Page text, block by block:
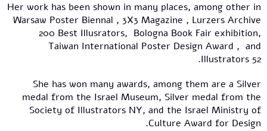
Her work has been shown in many places, among other in
Warsaw Poster Biennal , 3X3 Magazine , Lurzers Archive
200 Best Illusrators, Bologna Book Fair exhibition,
Taiwan International Poster Design Award , and
Illustrators 52.
She has won many awards, among them are a Silver
medal from the Israel Museum, Silver medal from the
Society of Illustrators NY, and the Israel Ministry of
Culture Award for Design.